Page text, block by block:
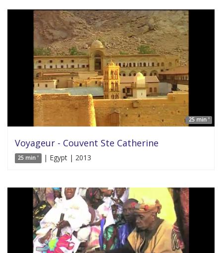
25 min '
Voyageur - Couvent Ste Catherine
25 min ' | Egypt | 2013